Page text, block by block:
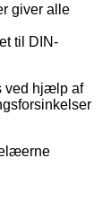
giver alle
til DIN-
ved hjælp af